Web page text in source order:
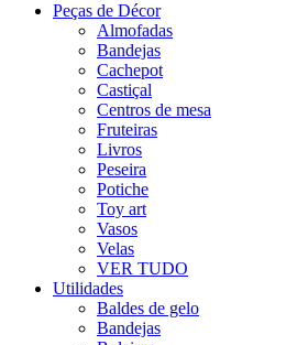
Peças de Décor
Almofadas
Bandejas
Cachepot
Castiçal
Centros de mesa
Fruteiras
Livros
Peseira
Potiche
Toy art
Vasos
Velas
VER TUDO
Utilidades
Baldes de gelo
Bandejas